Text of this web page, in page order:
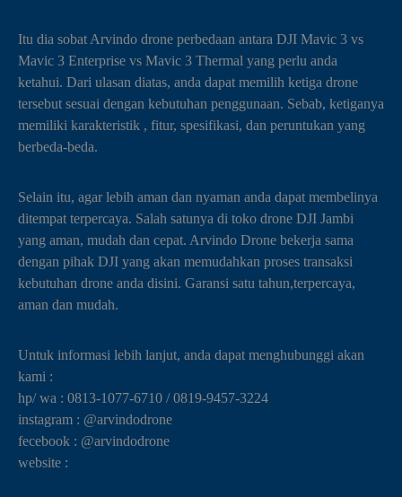
Itu dia sobat Arvindo drone perbedaan antara DJI Mavic 3 vs
Mavic 3 Enterprise vs Mavic 3 Thermal yang perlu anda
ketahui. Dari ulasan diatas, anda dapat memilih ketiga drone
tersebut sesuai dengan kebutuhan penggunaan. Sebab, ketiganya
memiliki karakteristik , fitur, spesifikasi, dan peruntukan yang
berbeda-beda.
Selain itu, agar lebih aman dan nyaman anda dapat membelinya
ditempat terpercaya. Salah satunya di toko drone DJI Jambi
yang aman, mudah dan cepat. Arvindo Drone bekerja sama
dengan pihak DJI yang akan memudahkan proses transaksi
kebutuhan drone anda disini. Garansi satu tahun,terpercaya,
aman dan mudah.
Untuk informasi lebih lanjut, anda dapat menghubunggi akan
kami :
hp/ wa : 0813-1077-6710 / 0819-9457-3224
instagram : @arvindodrone
fecebook : @arvindodrone
website :